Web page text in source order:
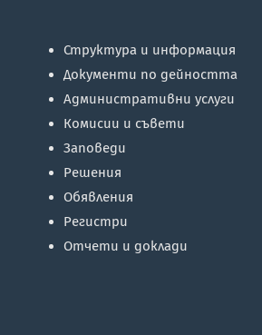
Структура и информация
Документи по дейността
Административни услуги
Комисии и съвети
Заповеди
Решения
Обявления
Регистри
Отчети и доклади